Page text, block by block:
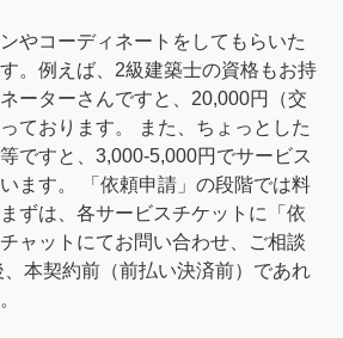
やコーディネートをしてもらいた
。例えば、2級建築士の資格もお持
ーターさんですと、20,000円（交
ております。 また、ちょっとした
ですと、3,000-5,000円でサービス
ます。 「依頼申請」の段階では料
ずは、各サービスチケットに「依
ャットにてお問い合わせ、ご相談
本契約前（前払い決済前）であれ